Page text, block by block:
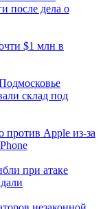
после дела о
$1 млн в
склад под
против Apple из-за
при атаке